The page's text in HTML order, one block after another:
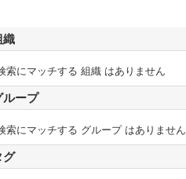
織
索にマッチする 組織 はありません
ループ
索にマッチする グループ はありません
グ